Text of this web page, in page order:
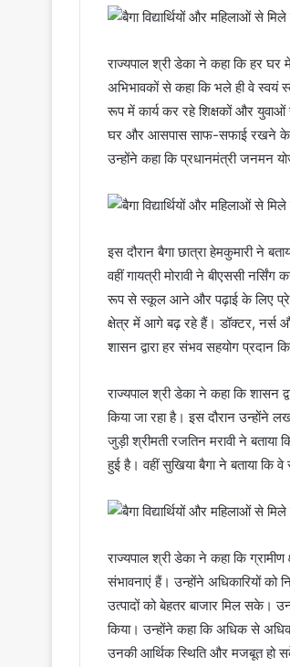
राज्यपाल श्री डेका ने कहा कि हर घर
अभिभावकों से कहा कि भले ही वे स्वयं
रूप में कार्य कर रहे शिक्षकों और युवाओं
घर और आसपास साफ-सफाई रखने के
उन्होंने कहा कि प्रधानमंत्री जनमन
इस दौरान बैगा छात्रा हेमकुमारी ने
वहीं गायत्री मोरावी ने बीएससी
रूप से स्कूल आने और पढ़ाई के लिए
क्षेत्र में आगे बढ़ रहे हैं। डॉक्टर, नर्स
शासन द्वारा हर संभव सहयोग प्रदान
राज्यपाल श्री डेका ने कहा कि शासन
किया जा रहा है। इस दौरान उन्होंने
जुड़ी श्रीमती रजतिन मरावी ने
हुई है। वहीं सुखिया बैगा ने बताया
राज्यपाल श्री डेका ने कहा कि
संभावनाएं हैं। उन्होंने अधिकारियों को
उत्पादों को बेहतर बाजार मिल सके।
किया। उन्होंने कहा कि अधिक से
उनकी आर्थिक स्थिति और मजबूत हो